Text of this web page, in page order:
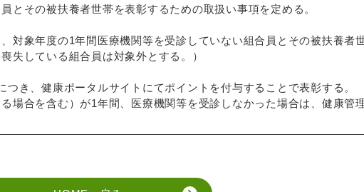
とその被扶養者世帯を表彰するための取扱い事項を定める。
対象年度の1年間医療機関等を受診していない組合員とその被扶養者
失している組合員は対象外とする。）
つき、健康ポータルサイトにてポイントを付与することで表彰する。
場合を含む）が1年間、医療機関等を受診しなかった場合は、健康管